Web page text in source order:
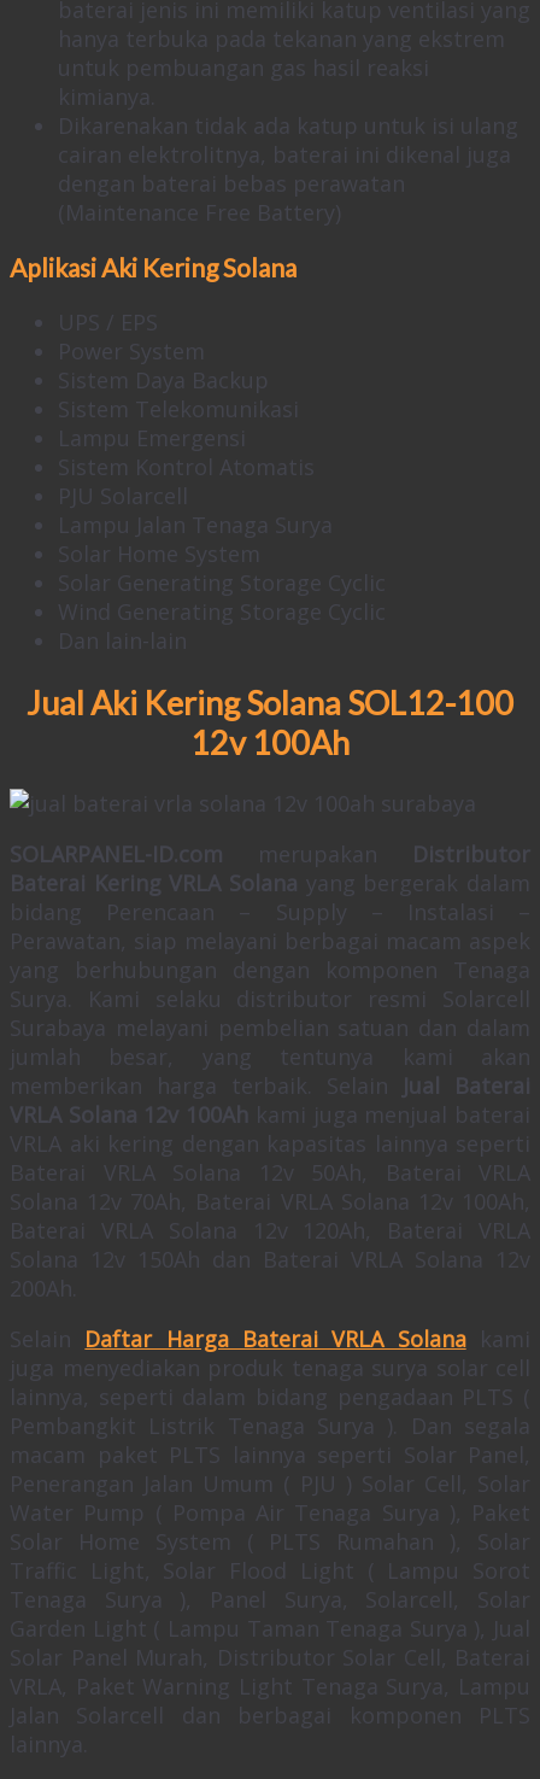
baterai jenis ini memiliki katup ventilasi yang
hanya terbuka pada tekanan yang ekstrem
untuk pembuangan gas hasil reaksi
kimianya.
Dikarenakan tidak ada katup untuk isi ulang
cairan elektrolitnya, baterai ini dikenal juga
dengan baterai bebas perawatan
(Maintenance Free Battery)
Aplikasi Aki Kering Solana
UPS / EPS
Power System
Sistem Daya Backup
Sistem Telekomunikasi
Lampu Emergensi
Sistem Kontrol Atomatis
PJU Solarcell
Lampu Jalan Tenaga Surya
Solar Home System
Solar Generating Storage Cyclic
Wind Generating Storage Cyclic
Dan lain-lain
Jual Aki Kering Solana SOL12-100
12v 100Ah
SOLARPANEL-ID.com merupakan Distributor
Baterai Kering VRLA Solana yang bergerak dalam
bidang Perencaan – Supply – Instalasi –
Perawatan, siap melayani berbagai macam aspek
yang berhubungan dengan komponen Tenaga
Surya. Kami selaku distributor resmi Solarcell
Surabaya melayani pembelian satuan dan dalam
jumlah besar, yang tentunya kami akan
memberikan harga terbaik. Selain Jual Baterai
VRLA Solana 12v 100Ah kami juga menjual baterai
VRLA aki kering dengan kapasitas lainnya seperti
Baterai VRLA Solana 12v 50Ah, Baterai VRLA
Solana 12v 70Ah, Baterai VRLA Solana 12v 100Ah,
Baterai VRLA Solana 12v 120Ah, Baterai VRLA
Solana 12v 150Ah dan Baterai VRLA Solana 12v
200Ah.
Selain Daftar Harga Baterai VRLA Solanakami
juga menyediakan produk tenaga surya solar cell
lainnya, seperti dalam bidang pengadaan PLTS (
Pembangkit Listrik Tenaga Surya ). Dan segala
macam paket PLTS lainnya seperti Solar Panel,
Penerangan Jalan Umum ( PJU ) Solar Cell, Solar
Water Pump ( Pompa Air Tenaga Surya ), Paket
Solar Home System ( PLTS Rumahan ), Solar
Traffic Light, Solar Flood Light ( Lampu Sorot
Tenaga Surya ), Panel Surya, Solarcell, Solar
Garden Light ( Lampu Taman Tenaga Surya ), Jual
Solar Panel Murah, Distributor Solar Cell, Baterai
VRLA, Paket Warning Light Tenaga Surya, Lampu
Jalan Solarcell dan berbagai komponen PLTS
lainnya.